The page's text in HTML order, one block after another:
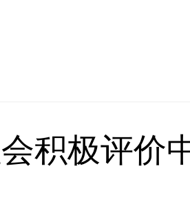
积极评价